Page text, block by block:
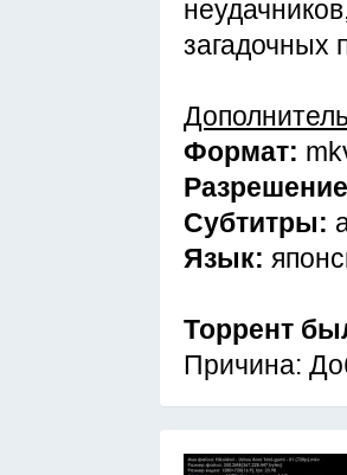
загадочных
Формат:
Субтитры:
Язык:
Торрент
Причина: